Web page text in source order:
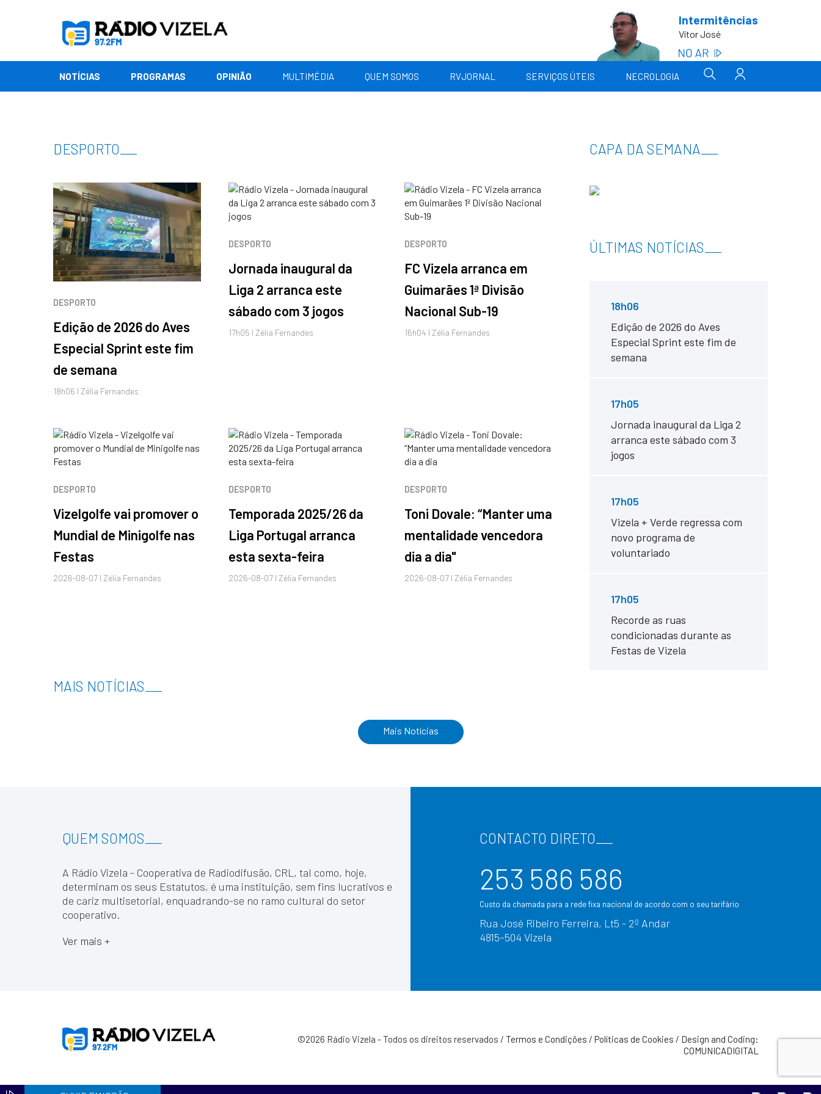
Intermitências
Vítor José
NOTÍCIAS PROGRAMAS OPINIÃO MULTIMÉDIA QUEM SOMOS RVJORNAL SERVIÇOS ÚTEIS NECROLOGIA
DESPORTO
DESPORTO
Edição de 2026 do Aves
Especial Sprint este fim
de semana
18h06 I Zélia Fernandes
DESPORTO
Jornada inaugural da
Liga 2 arranca este
sábado com 3 jogos
17h05 I Zélia Fernandes
DESPORTO
FC Vizela arranca em
Guimarães 1ª Divisão
Nacional Sub-19
16h04 I Zélia Fernandes
DESPORTO
Vizelgolfe vai promover o
Mundial de Minigolfe nas
Festas
2026-08-07 I Zélia Fernandes
DESPORTO
Temporada 2025/26 da
Liga Portugal arranca
esta sexta-feira
2026-08-07 I Zélia Fernandes
DESPORTO
Toni Dovale: “Manter uma
mentalidade vencedora
dia a dia"
2026-08-07 I Zélia Fernandes
CAPA DA SEMANA
ÚLTIMAS NOTÍCIAS
18h06
Edição de 2026 do Aves
Especial Sprint este fim de
semana
17h05
Jornada inaugural da Liga 2
arranca este sábado com 3
jogos
17h05
Vizela + Verde regressa com
novo programa de
voluntariado
17h05
Recorde as ruas
condicionadas durante as
Festas de Vizela
MAIS NOTÍCIAS
Mais Notícias
QUEM SOMOS
A Rádio Vizela - Cooperativa de Radiodifusão, CRL, tal como, hoje,
determinam os seus Estatutos, é uma instituição, sem fins lucrativos e
de cariz multisetorial, enquadrando-se no ramo cultural do setor
cooperativo.
Ver mais +
CONTACTO DIRETO
253 586 586
Custo da chamada para a rede fixa nacional de acordo com o seu tarifário
Rua José Ribeiro Ferreira, Lt5 - 2º Andar
4815–504 Vizela
©2026 Rádio Vizela - Todos os direitos reservados / Termos e Condições / Políticas de Cookies / Design and Coding:
COMUNICADIGITAL